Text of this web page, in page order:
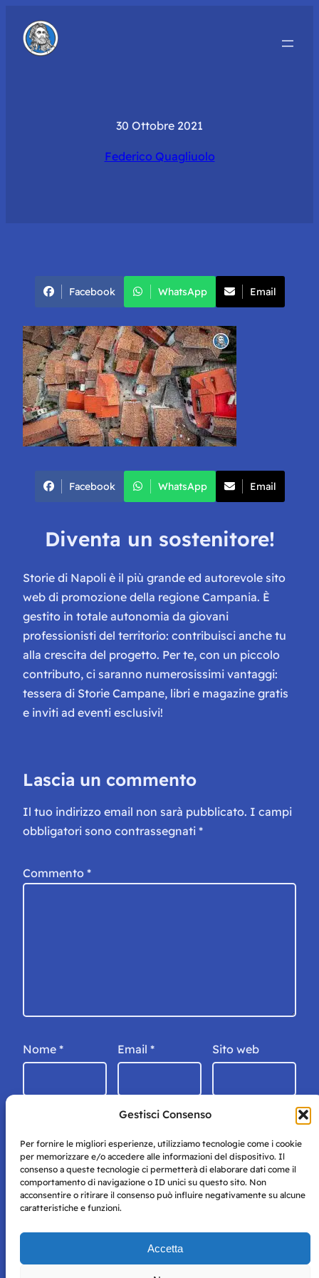
Gestisci Consenso
Per fornire le migliori esperienze, utilizziamo tecnologie come i cookie
per memorizzare e/o accedere alle informazioni del dispositivo. Il
consenso a queste tecnologie ci permetterà di elaborare dati come il
comportamento di navigazione o ID unici su questo sito. Non
acconsentire o ritirare il consenso può influire negativamente su alcune
caratteristiche e funzioni.
Accetta
30 Ottobre 2021
Federico Quagliuolo
Facebook WhatsApp Email
Facebook WhatsApp Email
Diventa un sostenitore!
Storie di Napoli è il più grande ed autorevole sito
web di promozione della regione Campania. È
gestito in totale autonomia da giovani
professionisti del territorio: contribuisci anche tu
alla crescita del progetto. Per te, con un piccolo
contributo, ci saranno numerosissimi vantaggi:
tessera di Storie Campane, libri e magazine gratis
e inviti ad eventi esclusivi!
Lascia un commento
Il tuo indirizzo email non sarà pubblicato. I campi
obbligatori sono contrassegnati *
Commento *
Nome * Email * Sito web
Storie di Napoli è una testata registrata presso il tribunale di